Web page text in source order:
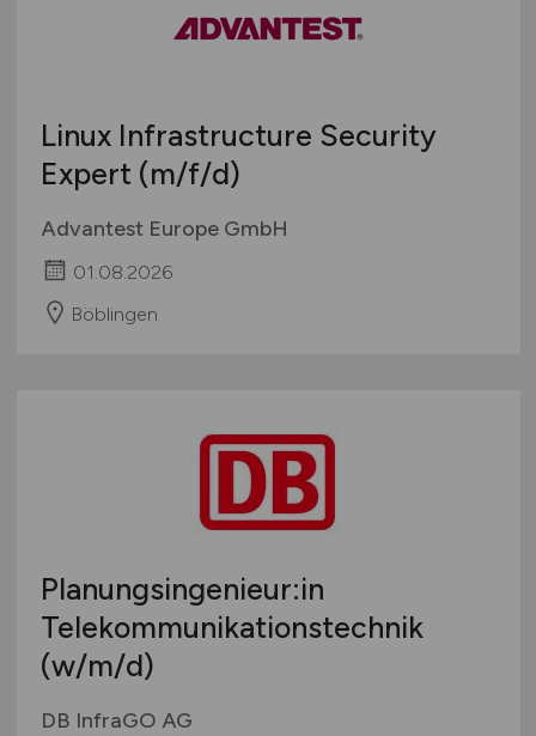
Linux Infrastructure Security
Expert (m/f/d)
Advantest Europe GmbH
01.08.2026
Böblingen
Planungsingenieur:in
Telekommunikationstechnik
(w/m/d)
DB InfraGO AG